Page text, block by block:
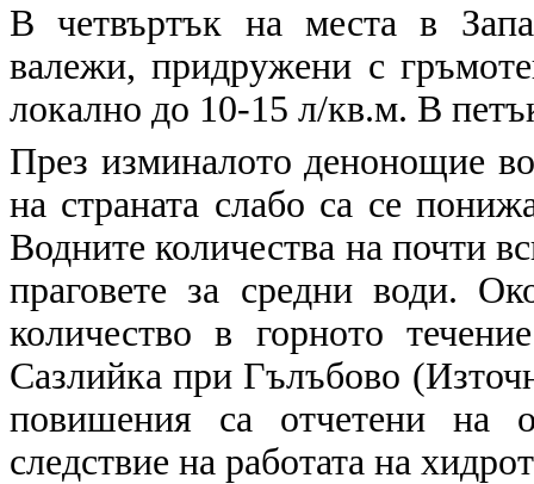
В четвъртък на места в
валежи, придружени с
локално до 10-15 л/кв.м. В
През изминалото денонощие
на страната слабо са се
Водните количества на почти
праговете за средни води.
количество в горното
Сазлийка при Гълъбово
повишения са отчетени на
следствие на работата на